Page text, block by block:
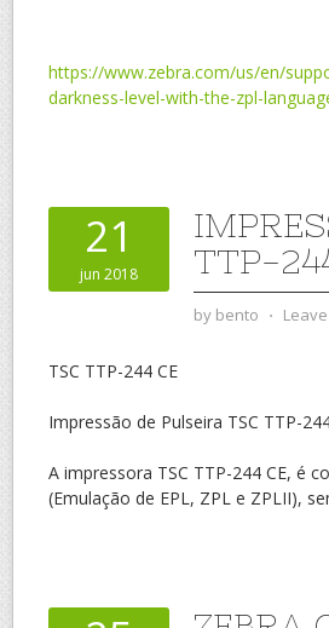
https://www.zebra.com/us/en/
darkness-level-with-the-zpl-
21
jun 2018
TTP-
by bento ⋅
TSC TTP-244 CE
Impressão de Pulseira TSC TTP-
A impressora TSC TTP-244 CE, é
(Emulação de EPL, ZPL e ZPLII),